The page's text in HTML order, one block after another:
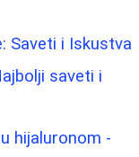
Saveti i Iskustva
saveti i
hijaluronom -